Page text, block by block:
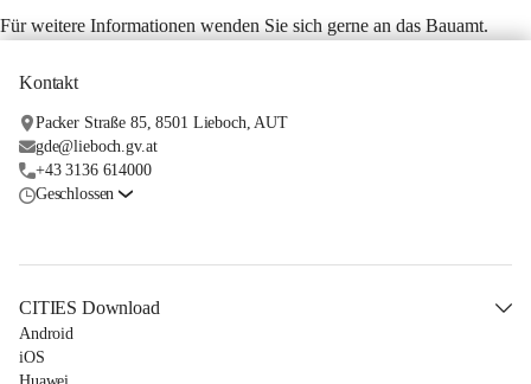
Für weitere Informationen wenden Sie sich gerne an das Bauamt.
Kontakt
Packer Straße 85, 8501 Lieboch, AUT
gde@lieboch.gv.at
+43 3136 614000
Geschlossen
CITIES Download
Android
iOS